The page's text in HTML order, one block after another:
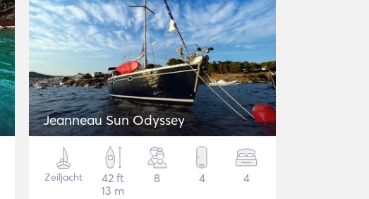
Jeanneau Sun Odyssey
Zeiljacht
42 ft
13 m
8 4 4